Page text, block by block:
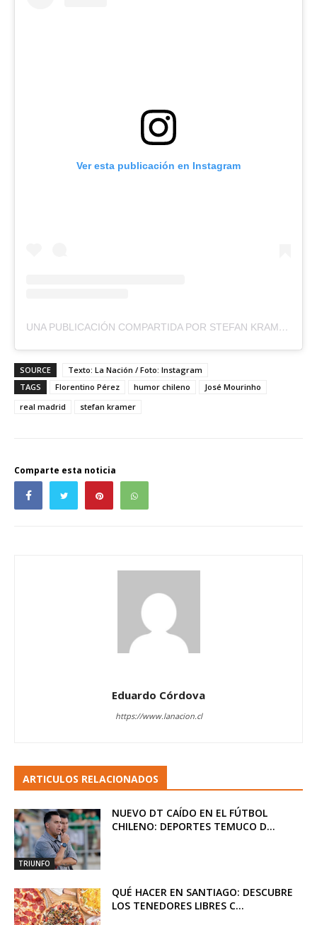
Ver esta publicación en Instagram
UNA PUBLICACIÓN COMPARTIDA POR STEFAN KRAMER (@STEFANKRAMER)
SOURCE
Texto: La Nación / Foto: Instagram
TAGS
Florentino Pérez humor chileno
José Mourinho
real madrid
stefan kramer
Comparte esta noticia
Eduardo Córdova
https://www.lanacion.cl
ARTICULOS RELACIONADOS
TRIUNFO
NUEVO DT CAÍDO EN EL FÚTBOL
CHILENO: DEPORTES TEMUCO D...
QUÉ HACER EN SANTIAGO: DESCUBRE
LOS TENEDORES LIBRES C...